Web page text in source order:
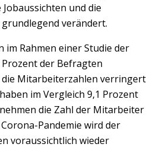
und die
verändert.
im Rahmen einer Studie der
der Befragten
die Mitarbeiterzahlen verringert
im Vergleich 9,1 Prozent
die Zahl der Mitarbeiter
Pandemie wird der
voraussichtlich wieder